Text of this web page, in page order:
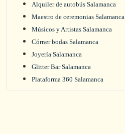
Alquiler de autobús Salamanca
Maestro de ceremonias Salamanca
Músicos y Artistas Salamanca
Córner bodas Salamanca
Joyería Salamanca
Glitter Bar Salamanca
Plataforma 360 Salamanca